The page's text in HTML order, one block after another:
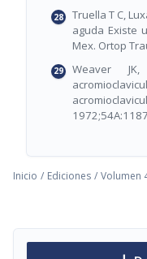
Truella T C,
aguda Existe
Mex. Ortop
Weaver
Inicio / Ediciones / Volumen